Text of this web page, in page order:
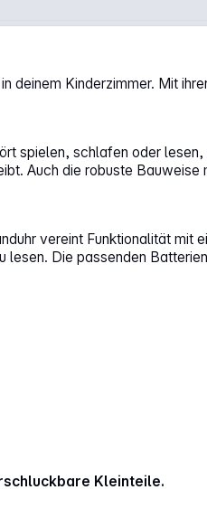
Kinderzimmer. Mit
spielen, schlafen oder
Auch die robuste
vereint Funktionalität mit
Die passenden
Kleinteile.